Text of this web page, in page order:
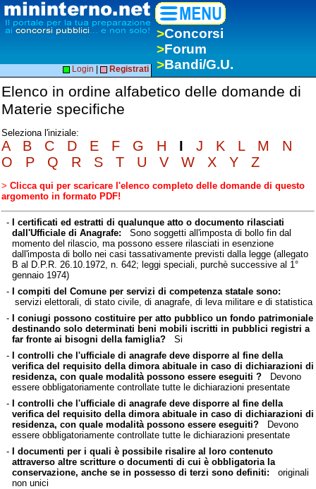
>Concorsi
>Forum
>Bandi/G.U.
Login Registrati
Elenco in ordine alfabetico delle domande di
Materie specifiche
Seleziona l'iniziale:
A B C D E F G H I J K L M
N
O
P Q R S T U V W X Y Z
> Clicca qui per scaricare l'elenco completo delle domande di questo
argomento in formato PDF!
- I certificati ed estratti di qualunque atto o documento rilasciati
dall'Ufficiale di Anagrafe: Sono soggetti all'imposta di bollo fin dal
momento del rilascio, ma possono essere rilasciati in esenzione
dall'imposta di bollo nei casi tassativamente previsti dalla legge (allegato
B al D.P.R. 26.10.1972, n. 642; leggi speciali, purchè successive al 1°
gennaio 1974)
- I compiti del Comune per servizi di competenza statale sono:
servizi elettorali, di stato civile, di anagrafe, di leva militare e di statistica
- I coniugi possono costituire per atto pubblico un fondo patrimoniale
destinando solo determinati beni mobili iscritti in pubblici registri a
far fronte ai bisogni della famiglia?Si
- I controlli che l'ufficiale di anagrafe deve disporre al fine della
verifica del requisito della dimora abituale in caso di dichiarazioni di
residenza, con quale modalità possono essere eseguiti ?Devono
essere obbligatoriamente controllate tutte le dichiarazioni presentate
- I controlli che l'ufficiale di anagrafe deve disporre al fine della
verifica del requisito della dimora abituale in caso di dichiarazioni di
residenza, con quale modalità possono essere eseguiti?Devono
essere obbligatoriamente controllate tutte le dichiarazioni presentate
- I documenti per i quali è possibile risalire al loro contenuto
attraverso altre scritture o documenti di cui è obbligatoria la
conservazione, anche se in possesso di terzi sono definiti: originali
non unici